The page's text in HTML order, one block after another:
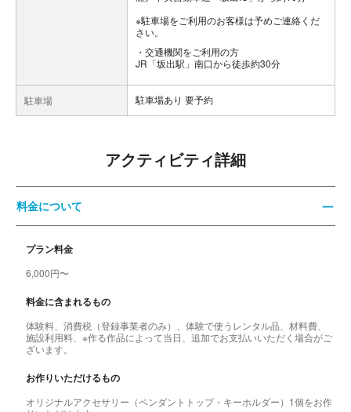
※駐車場をご利用のお客様は予めご連絡くだ
さい。
交通機関をご利用の方
JR「坂出駅」南口から徒歩約30分
駐車場 駐車場あり 要予約
アクティビティ詳細
料金について
プラン料金
6,000円〜
料金に含まれるもの
体験料、消費税（登録事業者のみ）、体験で使うレンタル品、材料費、
施設利用料、※作る作品によって当日、追加でお支払いいただく場合がご
ざいます。
お作りいただけるもの
オリジナルアクセサリー（ペンダントトップ・キーホルダー）1個をお作